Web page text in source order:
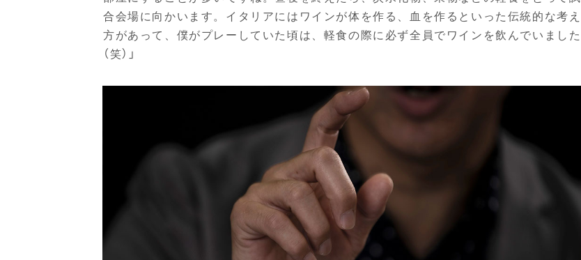
合会場に向かいます。イタリアにはワインが体を作る、血を作るといった伝統的な考え
方があって、僕がプレーしていた頃は、軽食の際に必ず全員でワインを飲んでいました
（笑）」